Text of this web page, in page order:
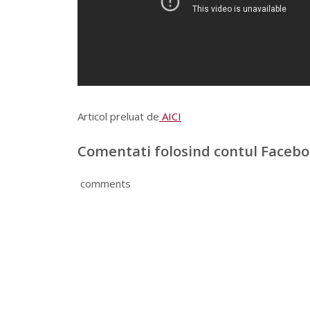
Articol preluat de AICI
Comentati folosind contul
comments